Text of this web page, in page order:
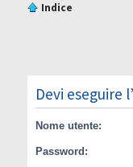
Indice
Devi eseguire
Nome utente:
Password: